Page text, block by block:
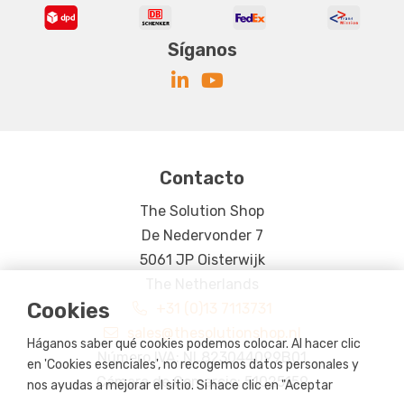
Cookies
Háganos saber qué cookies podemos colocar. Al hacer clic
en 'Cookies esenciales', no recogemos datos personales y
nos ayudas a mejorar el sitio. Si hace clic en "Aceptar
Síganos
Contacto
The Solution Shop
De Nedervonder 7
5061 JP Oisterwijk
Número IVA: NL823044099B01
Cámara de Comercio: 51025159